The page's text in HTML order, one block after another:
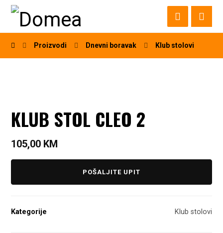
Proizvodi Dnevni boravak Klub stolovi
KLUB STOL CLEO 2
105,00 KM
POŠALJITE UPIT
Kategorije Klub stolovi